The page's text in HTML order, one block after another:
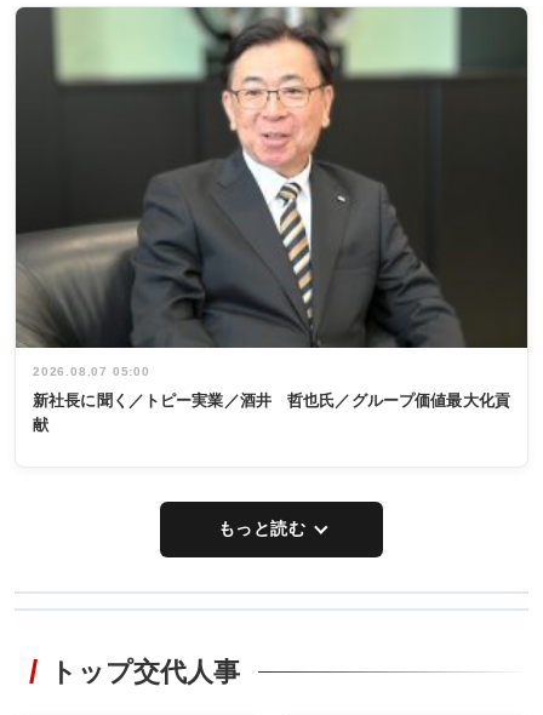
2026.08.07 05:00
新社長に聞く／トピー実業／酒井 哲也氏／グループ価値最大化貢
献
もっと読む
非鉄業界で
タックトレー
トップ交代人事